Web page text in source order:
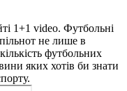
1+1 video. Футбольні
не лише в
футбольних
яких хотів би знати